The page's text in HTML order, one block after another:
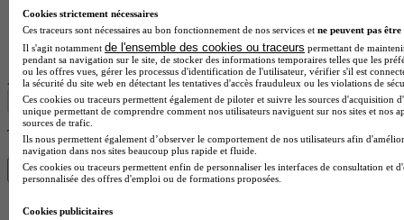
Lycée GT
Voir l’établissement
Afficher plus de résultats
Trouve ton BTS en 1 min avec Diplomeo !
Trouver mon école
Cookies strictement nécessaires
Ces traceurs sont nécessaires au bon fonctionnement de nos services et ne peuvent pas être
Il s'agit notamment de l'ensemble des cookies ou traceurs permettant de
pendant sa navigation sur le site, de stocker des informations temporaires telles que les
ou les offres vues, gérer les processus d'identification de l'utilisateur, vérifier s'il est
la sécurité du site web en détectant les tentatives d'accès frauduleux ou les violations de
Ces cookies ou traceurs permettent également de piloter et suivre les sources d'acquisition
unique permettant de comprendre comment nos utilisateurs naviguent sur nos sites et nos
sources de trafic.
Ils nous permettent également d’observer le comportement de nos utilisateurs afin
navigation dans nos sites beaucoup plus rapide et fluide.
Ces cookies ou traceurs permettent enfin de personnaliser les interfaces de consultation et
personnalisée des offres d'emploi ou de formations proposées.
Cookies publicitaires